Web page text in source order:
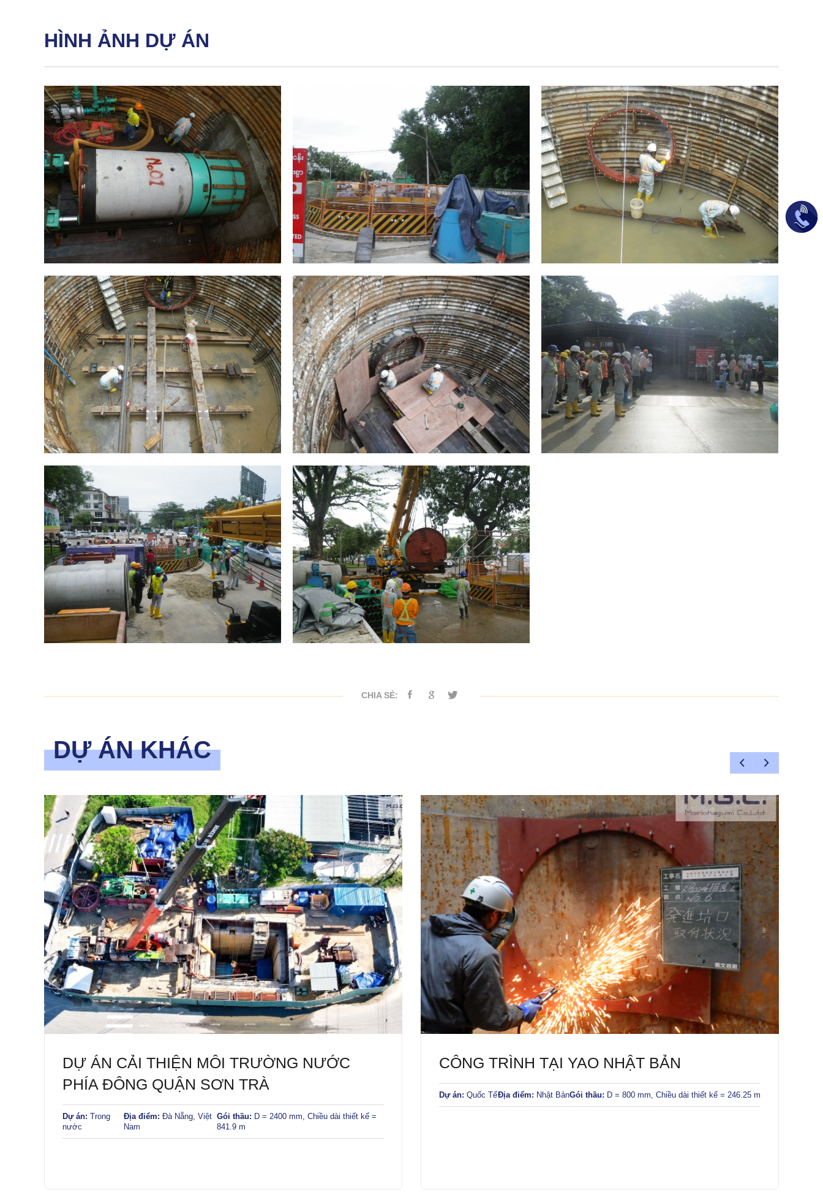
HÌNH ẢNH DỰ ÁN
CHIA SẺ:
DỰ ÁN KHÁC
DỰ ÁN CẢI THIỆN MÔI TRƯỜNG NƯỚC
PHÍA ĐÔNG QUẬN SƠN TRÀ
Dự án: Trong
nước
Địa điểm: Đà Nẵng, Việt
Nam
Gói thầu: D = 2400 mm, Chiều dài thiết kế =
841.9 m
CÔNG TRÌNH TẠI YAO NHẬT BẢN
Dự án: Quốc TếĐịa điểm: Nhật BảnGói thầu: D = 800 mm, Chiều dài thiết kế = 246.25 m